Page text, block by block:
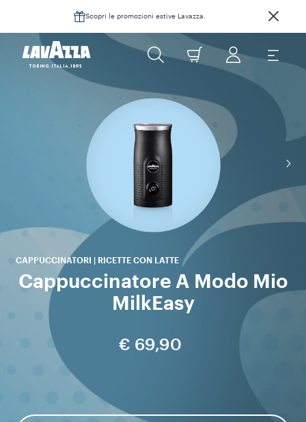
Scopri le promozioni estive Lavazza.
CAPPUCCINATORI | RICETTE CON LATTE
Cappuccinatore A Modo Mio
MilkEasy
€ 69,90